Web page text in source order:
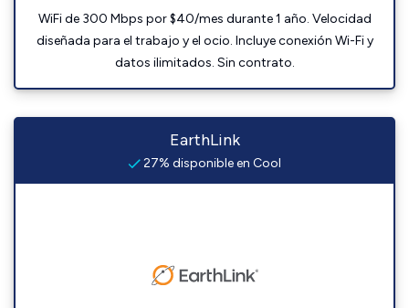
WiFi de 300 Mbps por $40/mes durante 1 año. Velocidad
diseñada para el trabajo y el ocio. Incluye conexión Wi-Fi y
datos ilimitados. Sin contrato.
EarthLink
27% disponible en Cool